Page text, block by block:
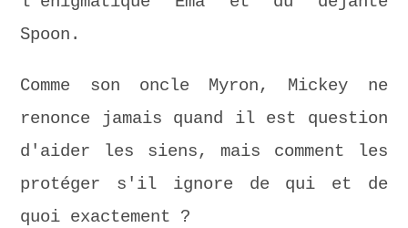
Spoon.
Comme son oncle Myron, Mickey ne
renonce jamais quand il est question
d'aider les siens, mais comment les
protéger s'il ignore de qui et de
quoi exactement ?